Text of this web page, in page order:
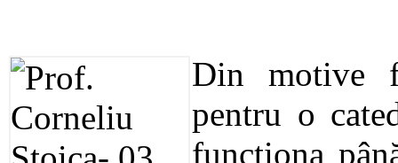
Din motive
pentru o
funcţiona